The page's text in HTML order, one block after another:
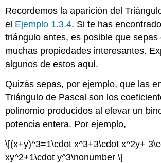
Recordemos la aparición del
el Ejemplo 1.3.4. Si te has
triángulo antes, es posible que sepas
muchas propiedades interesantes.
algunos de estos aquí.
Quizás sepas, por ejemplo, que las
Triángulo de Pascal son los
polinomio producidos al elevar un
potencia entera. Por ejemplo,
\[(x+y)^3=1\cdot x^3+3\cdot x^2y+
xy^2+1\cdot y^3\nonumber \]